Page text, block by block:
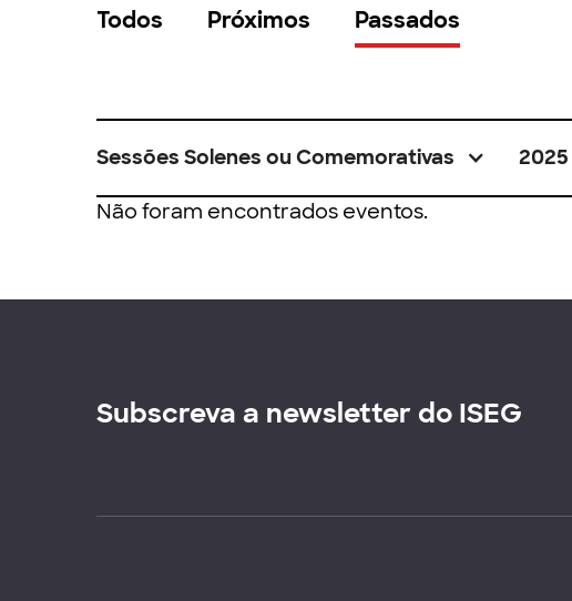
Todos Próximos Passados
Sessões Solenes ou Comemorativas 2025
Não foram encontrados eventos.
Subscreva a newsletter do ISEG